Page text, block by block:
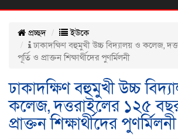
প্রচ্ছদ
ইউকে
ঢাকাদক্ষিণ বহুমুখী উচ্চ বিদ্যালয় ও কলেজ,
পূর্তি ও প্রাক্তন শিক্ষার্থীদের পুণর্মিলনী
ঢাকাদক্ষিণ বহুমুখী উচ্চ
কলেজ, দত্তরাইলের ১২৫
প্রাক্তন শিক্ষার্থীদের পুণর্মিলনী